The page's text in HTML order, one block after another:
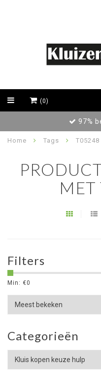
(0)
97%
Home Tags T05248
Filters
Min: €0
Categorieën